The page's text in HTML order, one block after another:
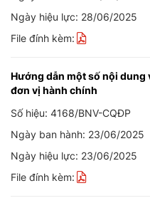
Ngày hiệu lực: 28/06/2025
File đính kèm:
Hướng dẫn một số nội dung
đơn vị hành chính
Số hiệu: 4168/BNV-CQĐP
Ngày ban hành: 23/06/2025
Ngày hiệu lực: 23/06/2025
File đính kèm: